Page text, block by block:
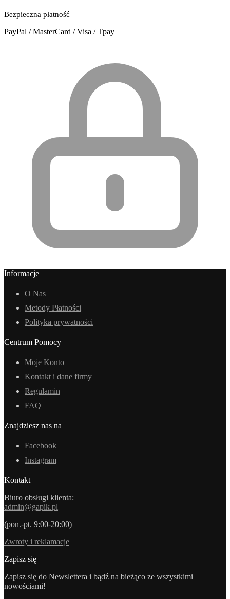
Bezpieczna płatność
PayPal / MasterCard / Visa / Tpay
Informacje
O Nas
Metody Płatności
Polityka prywatności
Centrum Pomocy
Moje Konto
Kontakt i dane firmy
Regulamin
FAQ
Znajdziesz nas na
Facebook
Instagram
Kontakt
Biuro obsługi klienta:
admin@gapik.pl
(pon.-pt. 9:00-20:00)
Zwroty i reklamacje
Zapisz się
Zapisz się do Newslettera i bądź na bieżąco ze wszystkimi
nowościami!